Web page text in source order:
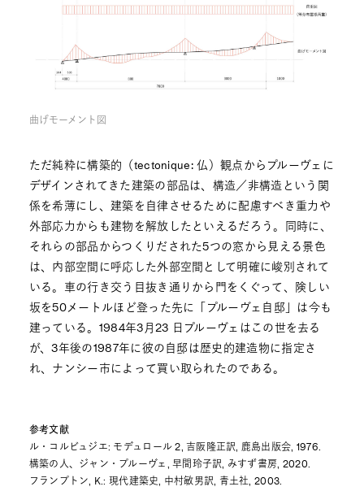
曲げモーメント図
ただ純粋に構築的（tectonique: 仏）観点からプルーヴェに
デザインされてきた建築の部品は、構造／非構造という関
係を希薄にし、建築を自律させるために配慮すべき重力や
外部応力からも建物を解放したといえるだろう。同時に、
それらの部品からつくりだされた5つの窓から見える景色
は、内部空間に呼応した外部空間として明確に峻別されて
いる。車の行き交う目抜き通りから門をくぐって、険しい
坂を50メートルほど登った先に「プルーヴェ自邸」は今も
建っている。1984年3月23 日プルーヴェはこの世を去る
が、3年後の1987年に彼の自邸は歴史的建造物に指定さ
れ、ナンシー市によって買い取られたのである。
参考文献
ル・コルビュジエ: モデュロール 2, 吉阪隆正訳, 鹿島出版会, 1976.
構築の人、ジャン・プルーヴェ, 早間玲子訳, みすず書房, 2020.
フランプトン, K.: 現代建築史, 中村敏男訳, 青土社, 2003.